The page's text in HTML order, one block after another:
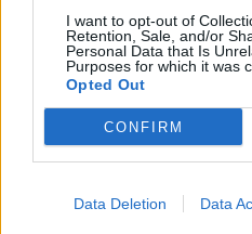
I want to opt-out of
Retention, Sale, and/or
Personal Data that Is
Purposes for which it was
Opted Out
CONFIRM
Data Deletion Data
Žinios | Lietuvos diena
Prabangiu Ramūno